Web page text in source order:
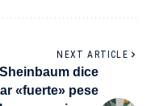
NEXT ARTICLE
Sheinbaum dice
«fuerte» pese